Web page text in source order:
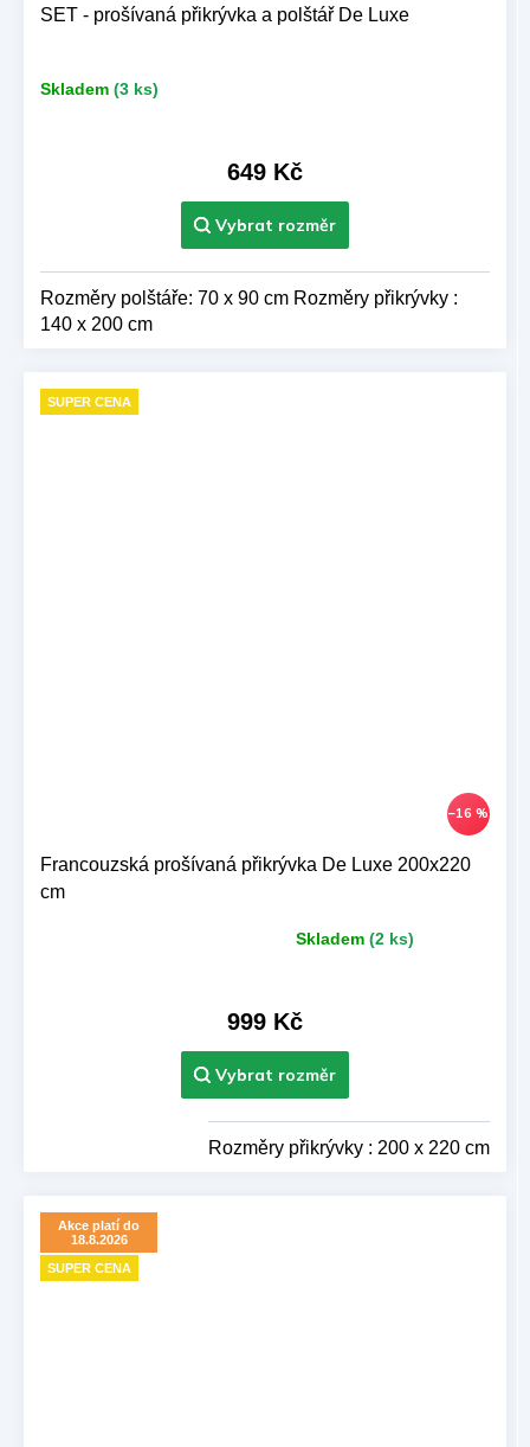
SET - prošívaná přikrývka a polštář De Luxe
Skladem (3 ks)
649 Kč
Rozměry polštáře: 70 x 90 cm Rozměry přikrývky :
140 x 200 cm
SUPER CENA
–16 %
Francouzská prošívaná přikrývka De Luxe 200x220
cm
Skladem (2 ks)
999 Kč
Rozměry přikrývky : 200 x 220 cm
Akce platí do
18.8.2026
SUPER CENA